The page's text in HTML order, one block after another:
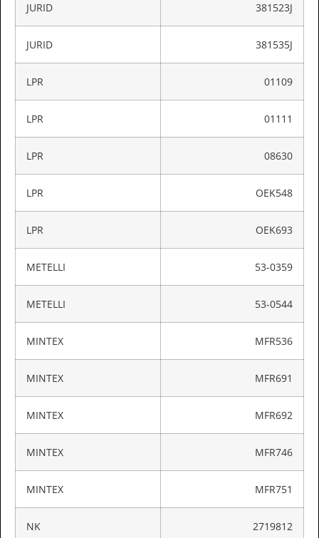
JURID 381523J
JURID 381535J
LPR 01109
LPR 01111
LPR 08630
LPR OEK548
LPR OEK693
METELLI 53-0359
METELLI 53-0544
MINTEX MFR536
MINTEX MFR691
MINTEX MFR692
MINTEX MFR746
MINTEX MFR751
NK 2719812